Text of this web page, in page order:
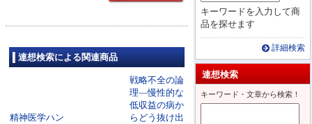
キーワードを入力して商
品を探せます
詳細検索
連想検索
キーワード・文章から検索！
連想検索による関連商品
精神医学ハン
戦略不全の論
理―慢性的な
低収益の病か
らどう抜け出